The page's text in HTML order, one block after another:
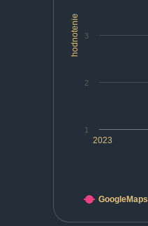
hodnotenie
2023
1
2
3
GoogleMaps